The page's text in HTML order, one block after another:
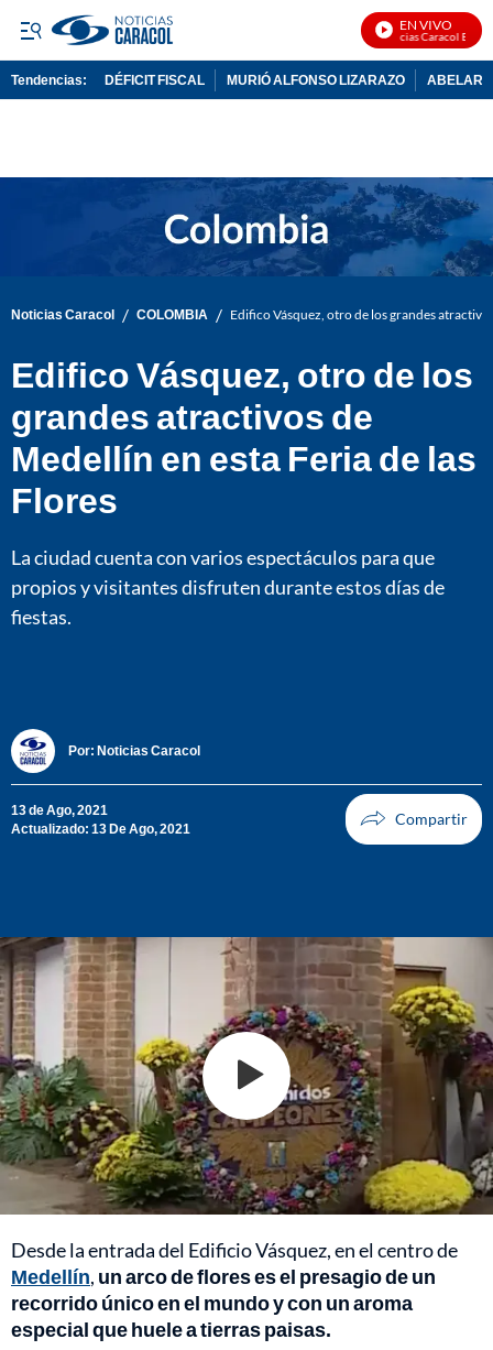
EN VIVO
Noticias Caracol En Vivo
Tendencias: DÉFICIT FISCAL MURIÓ ALFONSO LIZARAZO
Noticias Caracol / COLOMBIA / Edifico Vásquez, otro de los grandes
Edifico Vásquez, otro de los
grandes atractivos de
Medellín en esta Feria de las
Flores
La ciudad cuenta con varios espectáculos para que
propios y visitantes disfruten durante estos días de
fiestas.
Por: Noticias Caracol
13 de Ago, 2021
Actualizado: 13 De Ago, 2021
Desde la entrada del Edificio Vásquez, en el centro de
Medellín, un arco de flores es el presagio de un
recorrido único en el mundo y con un aroma
especial que huele a tierras paisas.